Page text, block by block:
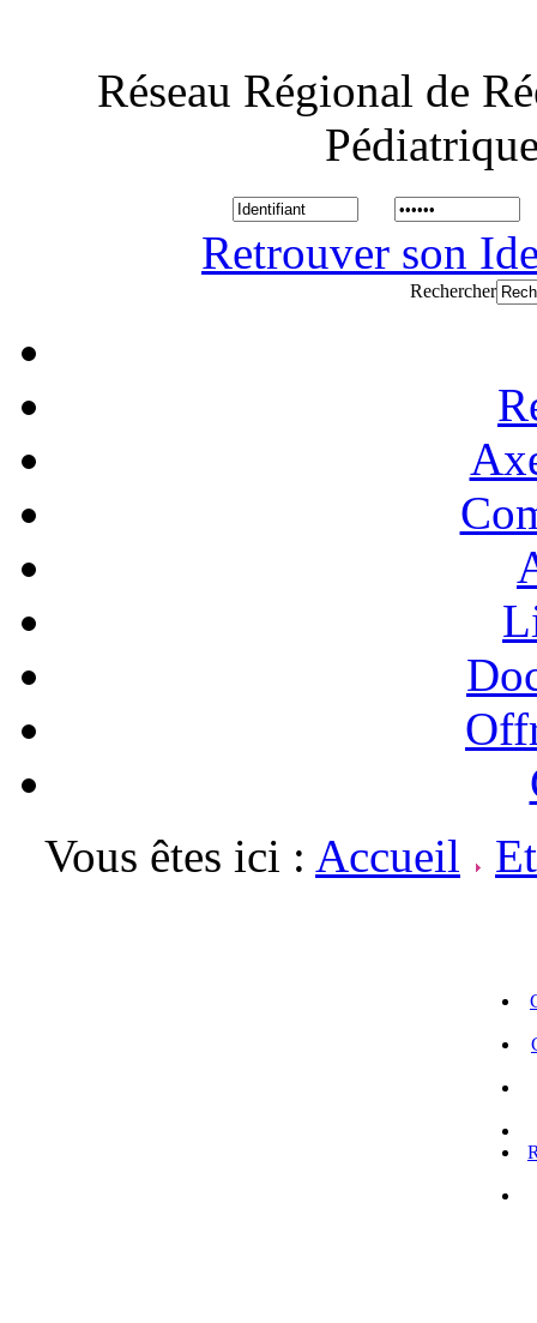
Réseau Régional de
Retrouver son
Rechercher
Vous êtes ici : Accueil